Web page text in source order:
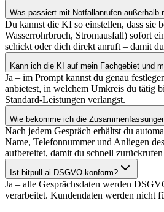
Was passiert mit Notfallanrufen außerhalb
Du kannst die KI so einstellen, dass sie
Wasserrohrbruch, Stromausfall) sofort
schickt oder dich direkt anruft – damit
Kann ich die KI auf mein Fachgebiet und
Ja – im Prompt kannst du genau
anbietest, in welchem Umkreis du tätig
Standard-Leistungen verlangst.
Wie bekomme ich die
Nach jedem Gespräch erhältst du
Name, Telefonnummer und Anliegen
aufbereitet, damit du schnell zurückrufen
Ist bitpull.ai DSGVO-konform?
Ja – alle Gesprächsdaten werden
verarbeitet. Kundendaten werden nicht